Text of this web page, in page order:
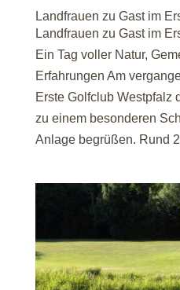
Landfrauen zu Gast im
Landfrauen zu Gast im
Ein Tag voller Natur,
Erfahrungen Am
Erste Golfclub Westpfalz
zu einem besonderen
Anlage begrüßen. Rund